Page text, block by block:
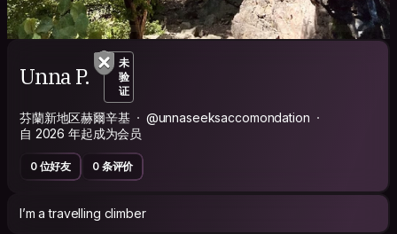
Unna P.
未
验
证
芬蘭新地区赫爾辛基
@unnaseeksaccomondation
自 2026 年起成为会员
0 位好友 0 条评价
I’m a travelling climber